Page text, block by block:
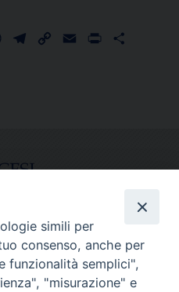
WhatsApp
Telegram
Copy Email Print
simili per
consenso, anche per
funzionalità semplici",
"misurazione" e